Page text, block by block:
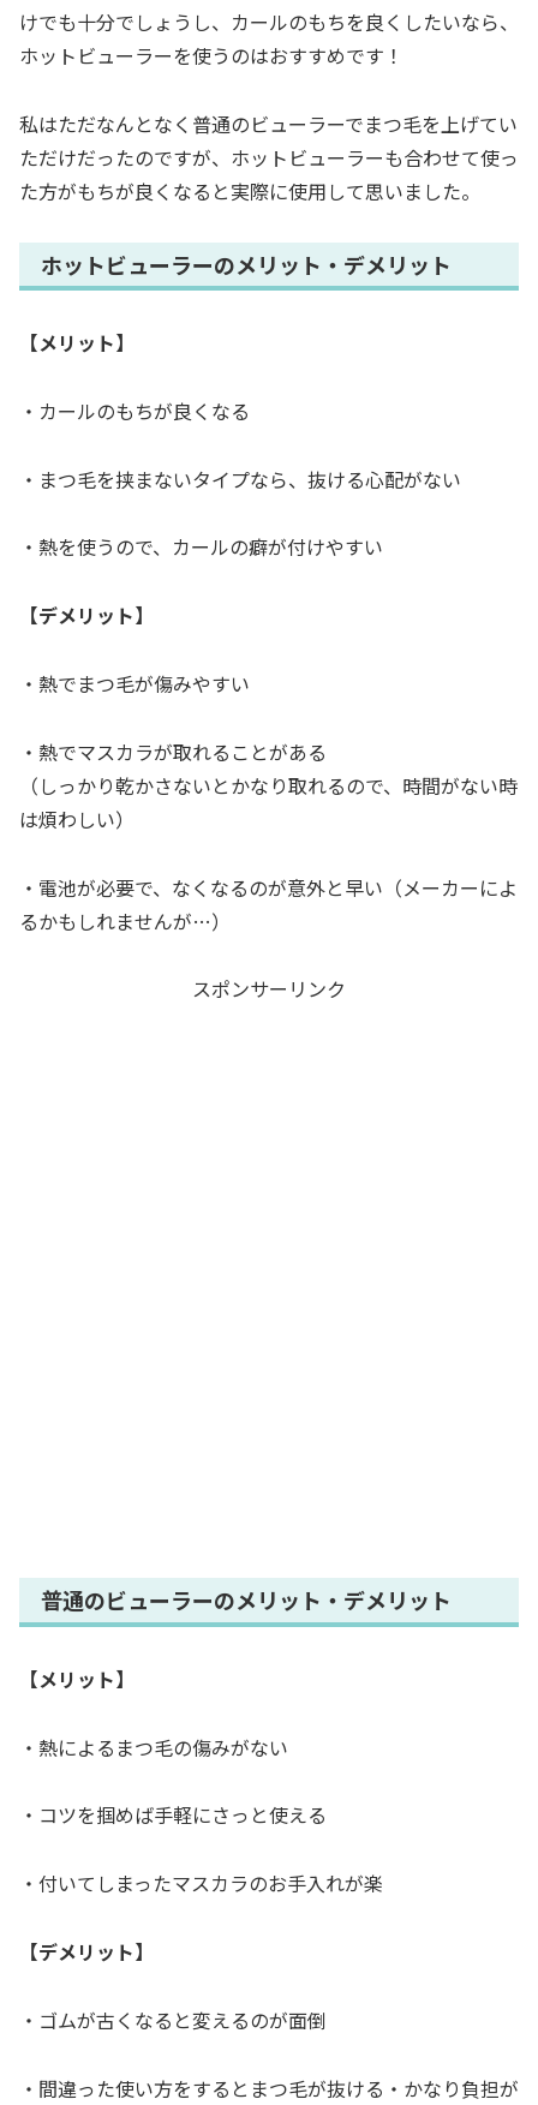
けでも十分でしょうし、カールのもちを良くしたいなら、
ホットビューラーを使うのはおすすめです！
私はただなんとなく普通のビューラーでまつ毛を上げてい
ただけだったのですが、ホットビューラーも合わせて使っ
た方がもちが良くなると実際に使用して思いました。
ホットビューラーのメリット・デメリット
【メリット】
・カールのもちが良くなる
・まつ毛を挟まないタイプなら、抜ける心配がない
・熱を使うので、カールの癖が付けやすい
【デメリット】
・熱でまつ毛が傷みやすい
・熱でマスカラが取れることがある
（しっかり乾かさないとかなり取れるので、時間がない時
は煩わしい）
・電池が必要で、なくなるのが意外と早い（メーカーによ
るかもしれませんが…）
スポンサーリンク
普通のビューラーのメリット・デメリット
【メリット】
・熱によるまつ毛の傷みがない
・コツを掴めば手軽にさっと使える
・付いてしまったマスカラのお手入れが楽
【デメリット】
・ゴムが古くなると変えるのが面倒
・間違った使い方をするとまつ毛が抜ける・かなり負担が